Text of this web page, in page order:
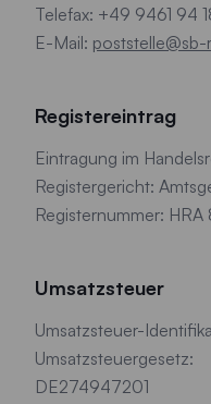
Telefax: +49 9461 94
E-Mail:
Registereintrag
Eintragung im
Registergericht:
Registernummer:
Umsatzsteuer
Umsatzsteuer-
Umsatzsteuergesetz:
DE274947201